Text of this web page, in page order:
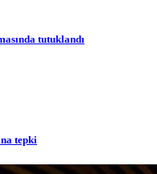
tutuklandı
tepki